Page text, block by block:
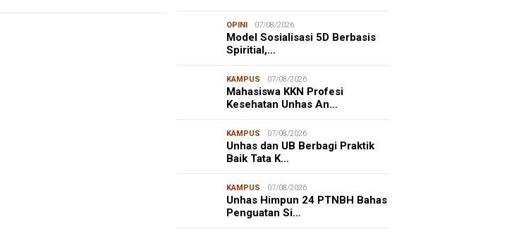
OPINI 07/08/2026
Model Sosialisasi 5D Berbasis
Spiritial,…
KAMPUS 07/08/2026
Mahasiswa KKN Profesi
Kesehatan Unhas An…
KAMPUS 07/08/2026
Unhas dan UB Berbagi Praktik
Baik Tata K…
KAMPUS 07/08/2026
Unhas Himpun 24 PTNBH Bahas
Penguatan Si…